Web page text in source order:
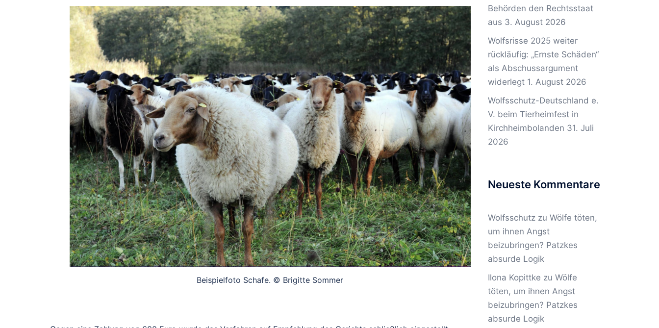
Beispielfoto Schafe. © Brigitte Sommer
Behörden den Rechtsstaat
aus 3. August 2026
Wolfsrisse 2025 weiter
rückläufig: „Ernste Schäden“
als Abschussargument
widerlegt 1. August 2026
Wolfsschutz-Deutschland e.
V. beim Tierheimfest in
Kirchheimbolanden 31. Juli
2026
Neueste Kommentare
Wolfsschutzzu Wölfe töten,
um ihnen Angst
beizubringen? Patzkes
absurde Logik
Ilona Kopittke zu Wölfe
töten, um ihnen Angst
beizubringen? Patzkes
absurde Logik